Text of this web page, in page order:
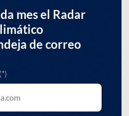
mes el Radar
de correo